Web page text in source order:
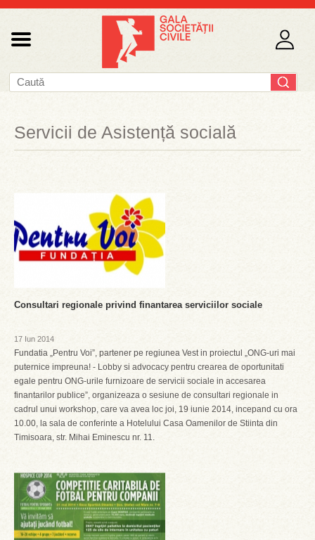
Servicii de Asistență socială
Consultari regionale privind finantarea serviciilor sociale
17 Iun 2014
Fundatia „Pentru Voi”, partener pe regiunea Vest in proiectul „ONG-uri mai
puternice impreuna! - Lobby si advocacy pentru crearea de oportunitati
egale pentru ONG-urile furnizoare de servicii sociale in accesarea
finantarilor publice”, organizeaza o sesiune de consultari regionale in
cadrul unui workshop, care va avea loc joi, 19 iunie 2014, incepand cu ora
10.00, la sala de conferinte a Hotelului Casa Oamenilor de Stiinta din
Timisoara, str. Mihai Eminescu nr. 11.